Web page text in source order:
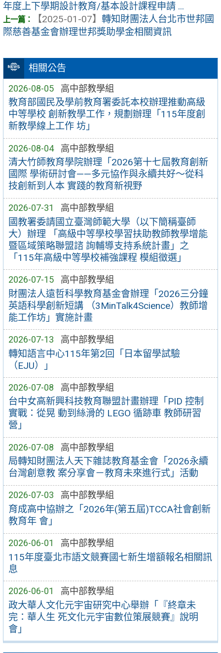
相關公告
2026-08-05 高中部教學組
教育部國民及學前教育署委託本校辦理推動高級
中等學校 創新教學工作，規劃辦理「115年度創
新教學線上工作 坊」
2026-08-04 高中部教學組
清大竹師教育學院辦理「2026第十七屆教育創新
國際 學術研討會——多元協作與永續共好～從科
技創新到人本 實踐的教育新視野
2026-07-31 高中部教學組
國教署委請國立臺灣師範大學（以下簡稱臺師
大）辦理 「高級中等學校學習扶助教師教學增能
暨區域策略聯盟諮 詢輔導支持系統計畫」之
「115年高級中等學校補強課程 模組徵選」
2026-07-15 高中部教學組
財團法人遠哲科學教育基金會辦理「2026三分鐘
英語科學創新短講 （3MinTalk4Science）教師增
能工作坊」實施計畫
2026-07-13 高中部教學組
轉知語言中心115年第2回「日本留學試驗
（EJU）」
2026-07-08 高中部教學組
台中女高新興科技教育聯盟計畫辦理「PID 控制
實戰：從晃 動到絲滑的 LEGO 循跡車 教師研習
營」
2026-07-08 高中部教學組
局轉知財團法人天下雜誌教育基金會「2026永續
台灣創意教 案分享會－教育未來進行式」活動
2026-07-03 高中部教學組
育成高中協辦之「2026年(第五屆)TCCA社會創新
教育年 會」
2026-06-01 高中部教學組
115年度臺北市語文競賽國七新生增額報名相關訊
息
2026-06-01 高中部教學組
政大華人文化元宇宙研究中心舉辦「『終章未
完：華人生 死文化元宇宙數位策展競賽』說明
會」
年度上下學期設計教育/基本設計課程申請 ...
【2025-01-07】 轉知財團法人台北市世邦國
際慈善基金會辦理世邦獎助學金相關資訊